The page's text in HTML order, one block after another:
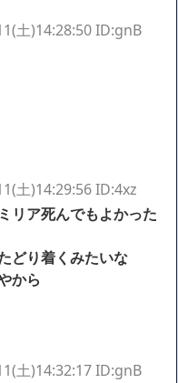
土)14:28:50 ID:gnB
土)14:29:56 ID:4xz
リア死んでもよかった
どり着くみたいな
から
土)14:32:17 ID:gnB